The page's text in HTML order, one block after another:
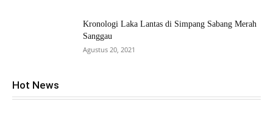
Kronologi Laka Lantas di Simpang Sabang Merah
Sanggau
Agustus 20, 2021
Hot News